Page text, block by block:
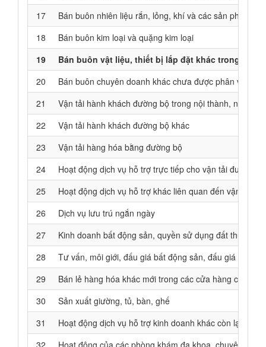
17
Bán buôn nhiên liệu rắn, lỏng, khí và các sản phẩm
18
Bán buôn kim loại và quặng kim loại
19
Bán buôn vật liệu, thiết bị lắp đặt khác trong xây
20
Bán buôn chuyên doanh khác chưa được phân vào
21
Vận tải hành khách đường bộ trong nội thành, ngoại
22
Vận tải hành khách đường bộ khác
23
Vận tải hàng hóa bằng đường bộ
24
Hoạt động dịch vụ hỗ trợ trực tiếp cho vận tải đường
25
Hoạt động dịch vụ hỗ trợ khác liên quan đến vận tải
26
Dịch vụ lưu trú ngắn ngày
27
Kinh doanh bất động sản, quyền sử dụng đất thuộc
28
Tư vấn, môi giới, đấu giá bất động sản, đấu giá quyền
29
Bán lẻ hàng hóa khác mới trong các cửa hàng chuyên
30
Sản xuất giường, tủ, bàn, ghế
31
Hoạt động dịch vụ hỗ trợ kinh doanh khác còn lại
32
Hoạt động của các phòng khám đa khoa, chuyên